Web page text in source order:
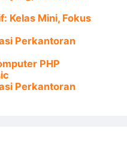
Kelas Mini, Fokus
Perkantoran
PHP
Perkantoran